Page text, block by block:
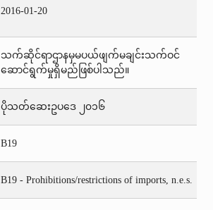
2016-01-20
သက်ဆိုင်ရာဌာနမှမပယ်ဖျက်မချင်းသက်ဝင်
ဆောင်ရွက်မှုရှိမည်ဖြစ်ပါသည်။
ပိုသတ်ဆေးဥပဒေ ၂၀၁၆
B19
B19 - Prohibitions/restrictions of imports, n.e.s.